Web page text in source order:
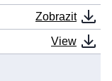
Zobrazit
View